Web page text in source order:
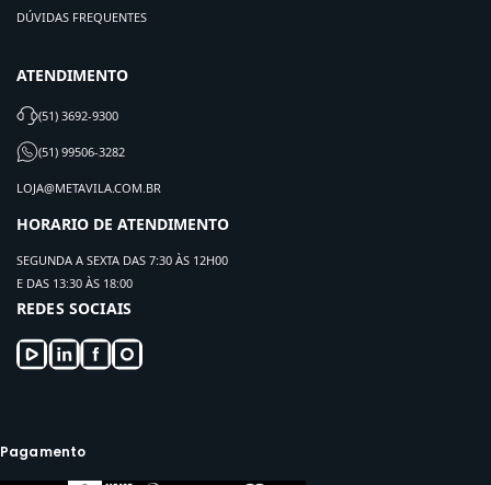
DÚVIDAS FREQUENTES
ATENDIMENTO
(51) 3692-9300
(51) 99506-3282
LOJA@METAVILA.COM.BR
HORARIO DE ATENDIMENTO
SEGUNDA A SEXTA DAS 7:30 ÀS 12H00
E DAS 13:30 ÀS 18:00
REDES SOCIAIS
Pagamento